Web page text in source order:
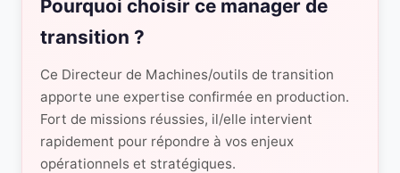
Pourquoi choisir ce manager de
transition ?
Ce Directeur de Machines/outils de transition
apporte une expertise confirmée en production.
Fort de missions réussies, il/elle intervient
rapidement pour répondre à vos enjeux
opérationnels et stratégiques.